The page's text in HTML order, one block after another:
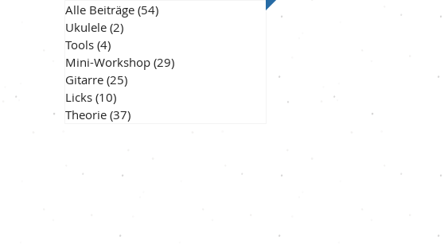
Alle Beiträge (54)
Ukulele (2)
Tools (4)
Mini-Workshop (29)
Gitarre (25)
Licks (10)
Theorie (37)